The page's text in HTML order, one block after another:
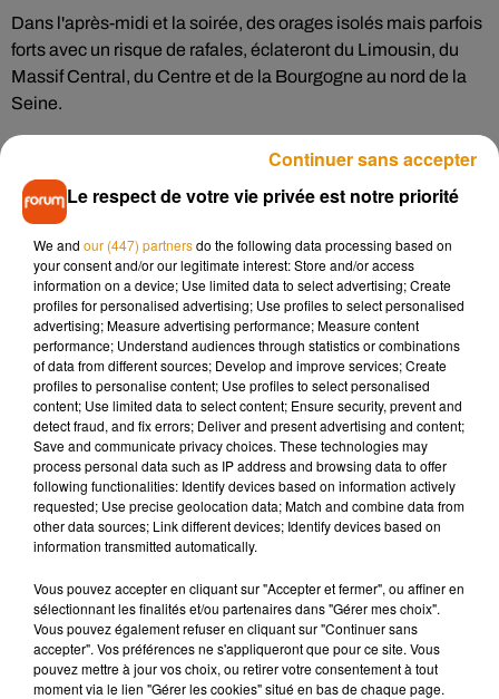
Dans l'après-midi et la soirée, des orages isolés mais parfois
forts avec un risque de rafales, éclateront du Limousin, du
Massif Central, du Centre et de la Bourgogne au nord de la
Seine.
Liste des 32 départements en vigilance orange pour
canicule : l'Ain (01), l'Aisne (02), l'Ardèche (07), l'Aube (10), le
Cher (18), la Côte-d'Or (21), le Doubs (25), la Drôme (26),
l'Isère (38), le Jura (39), la Loire (42), la Haute-Loire (43), le
Loiret (45), la Marne (51), la Nièvre (58), le Nord (59), l'Oise
(60), du Rhone (69), la Saône-et-Loire (71), la Savoie (73) et
la Haute-Savoie (74), Paris (75), la Seine-et-Marne (77), les
Yvelines (78), la Somme (80), l'Yonne (89), le Val-d'Oise.
Cet épisode sera plus durable de la vallée du Rhône jusqu’en
Savoie.
Musique
5 août 2026
Après le film, bientôt une docu-série sur
le père de Michael Jackson
Le respect de votre vie privée est notre priorité
We and our (447) partnersdo the following data processing based on
your consent and/or our legitimate interest: Store and/or access
information on a device; Use limited data to select advertising; Create
profiles for personalised advertising; Use profiles to select personalised
advertising; Measure advertising performance; Measure content
performance; Understand audiences through statistics or combinations
of data from different sources; Develop and improve services; Create
profiles to personalise content; Use profiles to select personalised
content; Use limited data to select content; Ensure security, prevent and
detect fraud, and fix errors; Deliver and present advertising and content;
Save and communicate privacy choices. These technologies may
process personal data such as IP address and browsing data to offer
following functionalities: Identify devices based on information actively
requested; Use precise geolocation data; Match and combine data from
other data sources; Link different devices; Identify devices based on
information transmitted automatically.
Vous pouvez accepter en cliquant sur "Accepter et fermer", ou affiner en
sélectionnant les finalités et/ou partenaires dans "Gérer mes choix".
Vous pouvez également refuser en cliquant sur "Continuer sans
accepter". Vos préférences ne s'appliqueront que pour ce site. Vous
pouvez mettre à jour vos choix, ou retirer votre consentement à tout
moment via le lien "Gérer les cookies" situé en bas de chaque page.
Continuer sans accepter